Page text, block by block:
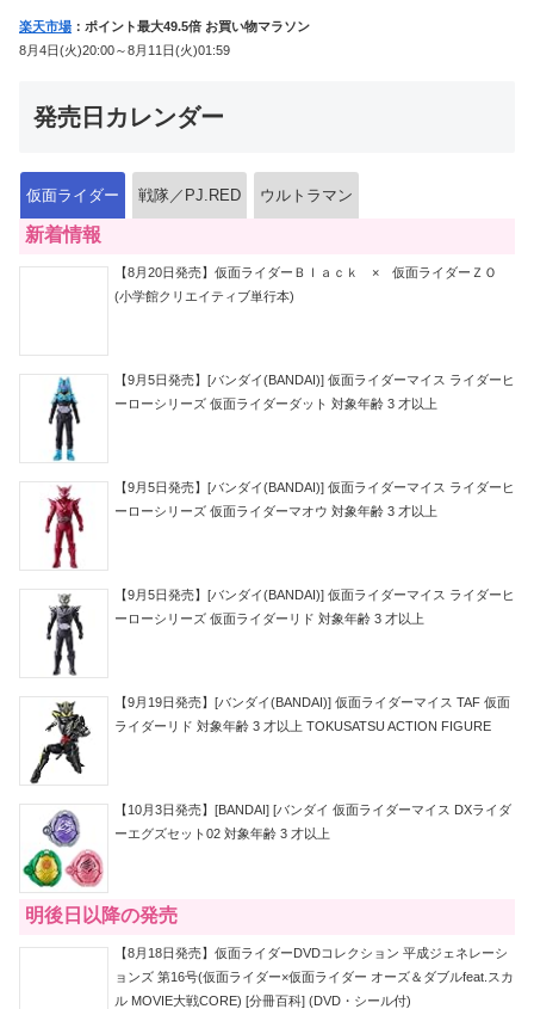
楽天市場 ：ポイント最大49.5倍 お買い物マラソン
8月4日(火)20:00～8月11日(火)01:59
発売日カレンダー
仮面ライダー 戦隊／PJ.RED ウルトラマン
新着情報
【8月20日発売】仮面ライダーＢｌａｃｋ × 仮面ライダーＺＯ
(小学館クリエイティブ単行本)
【9月5日発売】[バンダイ(BANDAI)] 仮面ライダーマイス ライダーヒ
ーローシリーズ 仮面ライダーダット 対象年齢 3 才以上
【9月5日発売】[バンダイ(BANDAI)] 仮面ライダーマイス ライダーヒ
ーローシリーズ 仮面ライダーマオウ 対象年齢 3 才以上
【9月5日発売】[バンダイ(BANDAI)] 仮面ライダーマイス ライダーヒ
ーローシリーズ 仮面ライダーリド 対象年齢 3 才以上
【9月19日発売】[バンダイ(BANDAI)] 仮面ライダーマイス TAF 仮面
ライダーリド 対象年齢 3 才以上 TOKUSATSU ACTION FIGURE
【10月3日発売】[BANDAI] [バンダイ 仮面ライダーマイス DXライダ
ーエグズセット02 対象年齢 3 才以上
明後日以降の発売
【8月18日発売】仮面ライダーDVDコレクション 平成ジェネレーシ
ョンズ 第16号(仮面ライダー×仮面ライダー オーズ＆ダブルfeat.スカ
ル MOVIE大戦CORE) [分冊百科] (DVD・シール付)